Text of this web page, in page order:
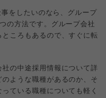
をしたいのなら、グループ
の方法です。グループ会社
ころもあるので、すぐに転
の中途採用情報について詳
ような職種があるのか、そ
ている職種についても軽く